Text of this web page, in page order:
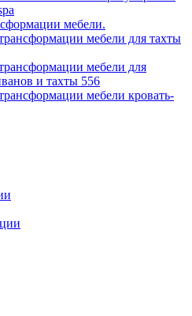
мебели.
мебели для тахты
мебели для
и тахты 556
мебели кровать-